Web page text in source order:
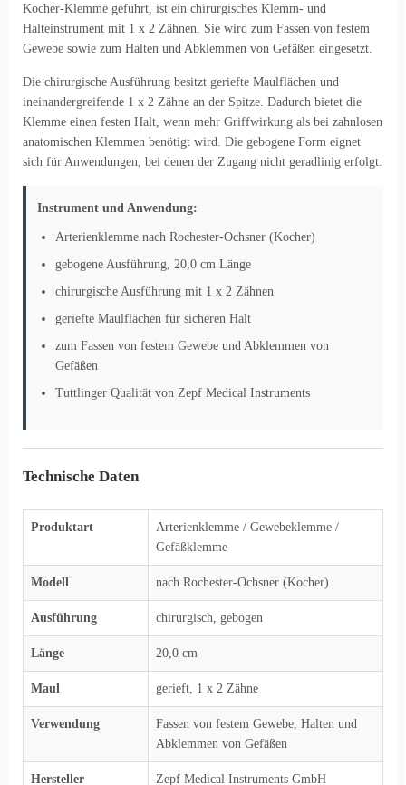
Kocher-Klemme geführt, ist ein chirurgisches Klemm- und
Halteinstrument mit 1 x 2 Zähnen. Sie wird zum Fassen von festem
Gewebe sowie zum Halten und Abklemmen von Gefäßen eingesetzt.
Die chirurgische Ausführung besitzt geriefte Maulflächen und
ineinandergreifende 1 x 2 Zähne an der Spitze. Dadurch bietet die
Klemme einen festen Halt, wenn mehr Griffwirkung als bei zahnlosen
anatomischen Klemmen benötigt wird. Die gebogene Form eignet
sich für Anwendungen, bei denen der Zugang nicht geradlinig erfolgt.
Instrument und Anwendung:
Arterienklemme nach Rochester-Ochsner (Kocher)
gebogene Ausführung, 20,0 cm Länge
chirurgische Ausführung mit 1 x 2 Zähnen
geriefte Maulflächen für sicheren Halt
zum Fassen von festem Gewebe und Abklemmen von
Gefäßen
Tuttlinger Qualität von Zepf Medical Instruments
Technische Daten
Produktart
Arterienklemme / Gewebeklemme /
Gefäßklemme
Modell nach Rochester-Ochsner (Kocher)
Ausführung chirurgisch, gebogen
Länge 20,0 cm
Maul gerieft, 1 x 2 Zähne
Verwendung
Fassen von festem Gewebe, Halten und
Abklemmen von Gefäßen
Hersteller Zepf Medical Instruments GmbH